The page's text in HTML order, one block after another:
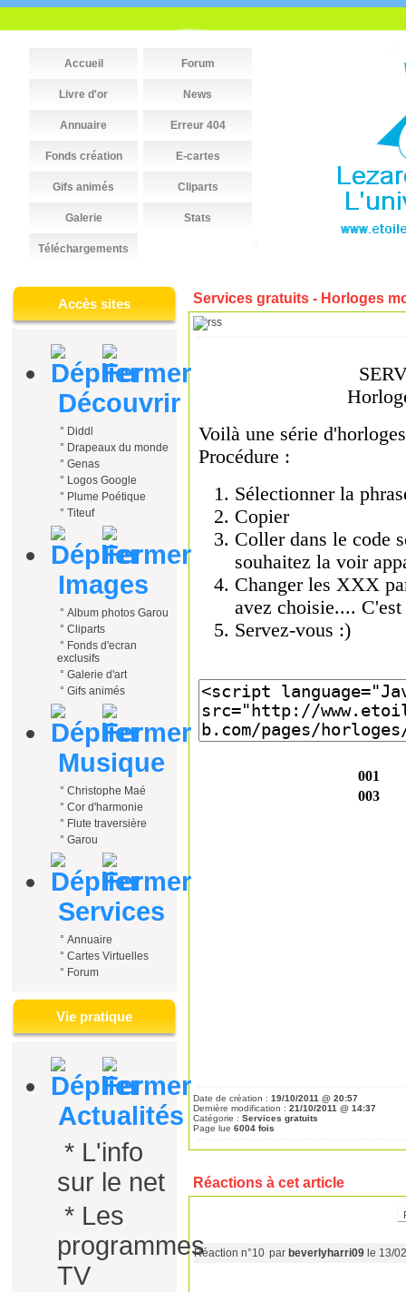
Accueil Forum
Livre d'or News
Annuaire Erreur 404
Fonds création E-cartes
Gifs animés Cliparts
Galerie Stats
Téléchargements
Accès sites
Découvrir
° Diddl
° Drapeaux du monde
° Genas
° Logos Google
° Plume Poétique
° Titeuf
Images
° Album photos Garou
° Cliparts
° Fonds d'ecran
exclusifs
° Galerie d'art
° Gifs animés
Musique
° Christophe Maé
° Cor d'harmonie
° Flute traversière
° Garou
Services
° Annuaire
° Cartes Virtuelles
° Forum
Vie pratique
Actualités
* L'info
sur le net
* Les
programmes
TV
Services gratuits - Horloges
Date de création : 19/10/2011 @ 20:57
Dernière modification : 21/10/2011 @ 14:37
Catégorie : Services gratuits
Page lue 6004 fois
Réactions à cet article
Réaction n°10 par beverlyharri09 le 13/